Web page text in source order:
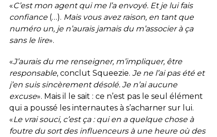
«C’est mon agent qui me l’a envoyé. Et je lui fais
confiance(…). Mais vous avez raison, en tant que
numéro un, je n’aurais jamais du m’associer à ça
sans le lire».
«J’aurais du me renseigner, m’impliquer, être
responsable, conclut Squeezie. Je ne l’ai pas été et
j’en suis sincèrement désolé. Je n’ai aucune
excuse». Mais il le sait : ce n’est pas le seul élément
qui a poussé les internautes à s’acharner sur lui.
«Le vrai souci, c’est ça : qui en a quelque chose à
foutre du sort des influenceurs à une heure où des